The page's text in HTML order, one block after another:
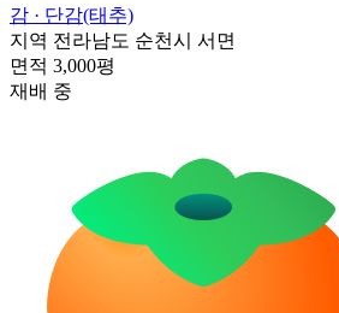
감 · 단감(태추)
지역 전라남도 순천시 서면
면적 3,000평
재배 중